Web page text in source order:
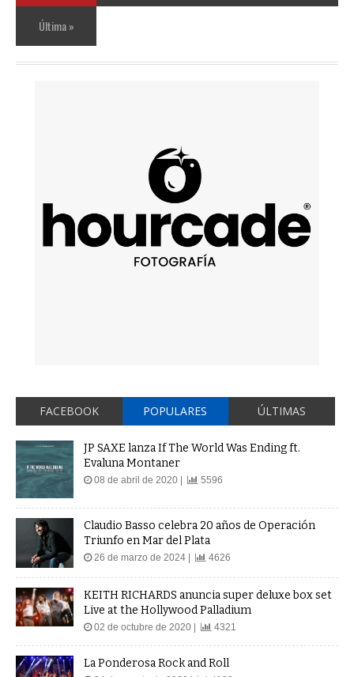
Última »
FACEBOOK POPULARES ÚLTIMAS
JP SAXE lanza If The World Was Ending ft.
Evaluna Montaner
08 de abril de 2020 | 5596
Claudio Basso celebra 20 años de Operación
Triunfo en Mar del Plata
26 de marzo de 2024 | 4626
KEITH RICHARDS anuncia super deluxe box set
Live at the Hollywood Palladium
02 de octubre de 2020 | 4321
La Ponderosa Rock and Roll